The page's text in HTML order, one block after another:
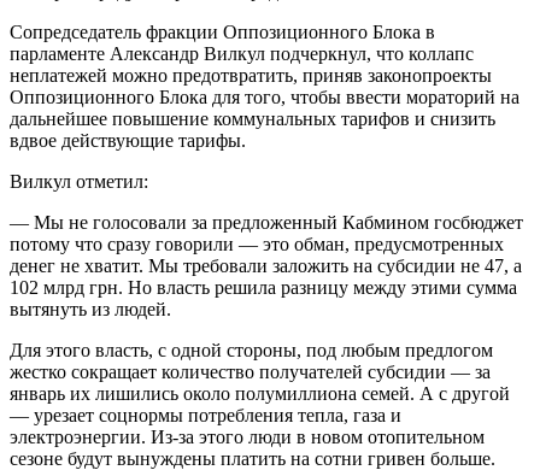
Сопредседатель фракции Оппозиционного Блока в
парламенте Александр Вилкул подчеркнул, что коллапс
неплатежей можно предотвратить, приняв законопроекты
Оппозиционного Блока для того, чтобы ввести мораторий на
дальнейшее повышение коммунальных тарифов и снизить
вдвое действующие тарифы.
Вилкул отметил:
— Мы не голосовали за предложенный Кабмином госбюджет
потому что сразу говорили — это обман, предусмотренных
денег не хватит. Мы требовали заложить на субсидии не 47, а
102 млрд грн. Но власть решила разницу между этими сумма
вытянуть из людей.
Для этого власть, с одной стороны, под любым предлогом
жестко сокращает количество получателей субсидии — за
январь их лишились около полумиллиона семей. А с другой
— урезает соцнормы потребления тепла, газа и
электроэнергии. Из-за этого люди в новом отопительном
сезоне будут вынуждены платить на сотни гривен больше.